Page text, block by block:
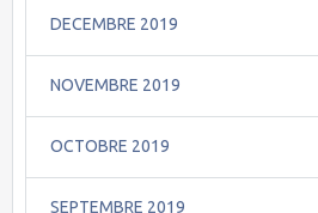
DECEMBRE 2019
NOVEMBRE 2019
OCTOBRE 2019
SEPTEMBRE 2019